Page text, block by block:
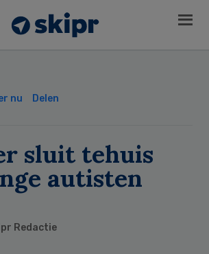
nu Delen
sluit tehuis
autisten
Redactie